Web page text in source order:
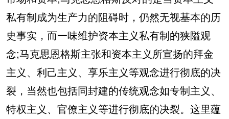
私有制成为生产力的阻碍时，仍然无视基本的历
史事实，而一味维护资本主义私有制的狭隘观
念;马克思恩格斯主张和资本主义所宣扬的拜金
主义、利己主义、享乐主义等观念进行彻底的决
裂，当然也包括同封建的传统观念如专制主义、
特权主义、官僚主义等进行彻底的决裂。这里蕴